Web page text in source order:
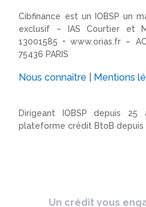
Cibfinance est un IOBSP un
exclusif – IAS Courtier et
13001585 •www.orias.fr –
75436 PARIS
Nous connaître Mentions
Dirigeant IOBSP depuis 25
plateforme crédit BtoB depuis
Un crédit vous